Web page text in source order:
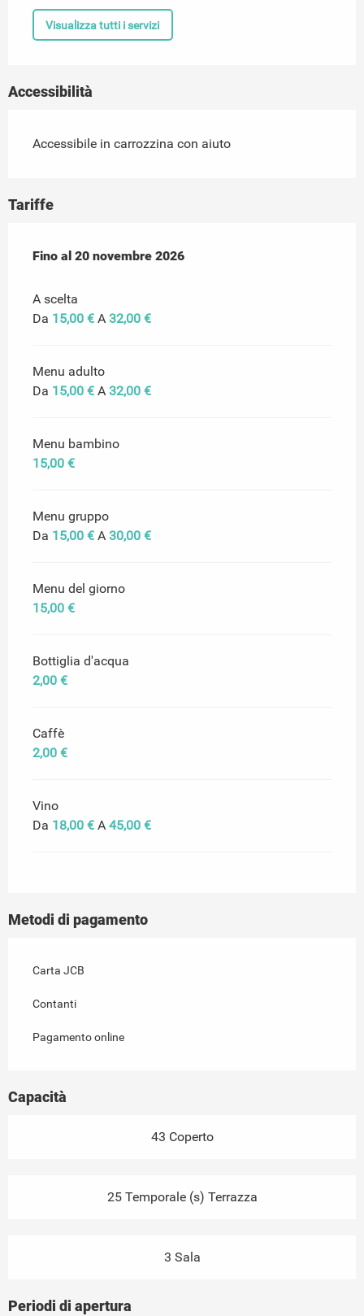
Visualizza tutti i servizi
Accessibilità
Accessibile in carrozzina con aiuto
Tariffe
Dal1 gennaio 2026al20 novembre 2026
Fino al 20 novembre 2026
A scelta
Da 15,00 € A 32,00 €
Menu adulto
Da 15,00 € A 32,00 €
Menu bambino
15,00 €
Menu gruppo
Da 15,00 € A 30,00 €
Menu del giorno
15,00 €
Bottiglia d'acqua
2,00 €
Caffè
2,00 €
Vino
Da 18,00 € A 45,00 €
Metodi di pagamento
Carta JCB
Contanti
Pagamento online
Capacità
43 Coperto
25 Temporale (s) Terrazza
3 Sala
Periodi di apertura